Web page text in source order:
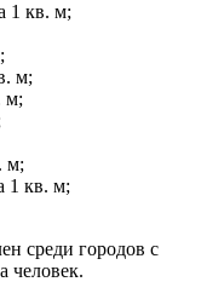
1 кв. м;
м;
м;
м;
1 кв. м;
среди городов с
человек.